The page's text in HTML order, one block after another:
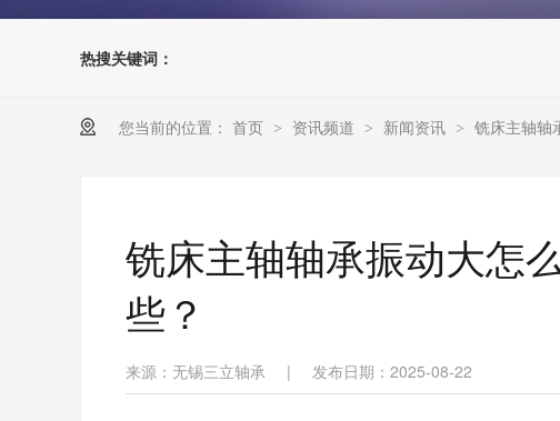
热搜关键词：
您当前的位置： 首页 > 资讯频道 > 新闻资讯 > 铣床主轴轴
铣床主轴轴承振动大怎
些？
来源：无锡三立轴承 | 发布日期：2025-08-22